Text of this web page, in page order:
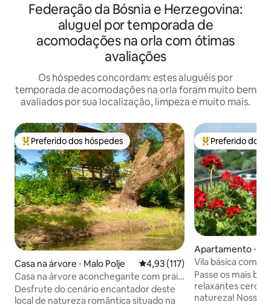
Federação da Bósnia e Herzegovina:
aluguel por temporada de
acomodações na orla com ótimas
avaliações
Os hóspedes concordam: estes aluguéis por
temporada de acomodações na orla foram muito bem
avaliados por sua localização, limpeza e muito mais.
Entre os melhores preferidos dos hóspedes
Preferido dos hóspedes
Casa na árvore ⋅ Malo Polje 4,93 de uma avaliação média de
4,93 (117)
Casa na árvore aconchegante com praia
de areia privativa
Desfrute do cenário encantador deste
local de natureza romântica situado na
Entre os
Preferido dos
Apartamento ⋅
Vila básica com
Passe os mais
relaxantes
natureza! Nosso apartamento espaçoso